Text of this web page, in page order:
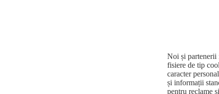
Noi și partenerii
fisiere de tip
caracter
și informații
pentru reclame